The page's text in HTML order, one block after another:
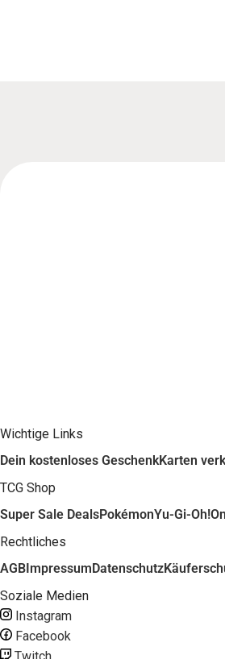
Wichtige Links
Dein kostenloses GeschenkKarten
TCG Shop
Super Sale DealsPokémonYu-Gi-Oh!
Rechtliches
AGBImpressumDatenschutz
Soziale Medien
Instagram
Facebook
Twitch